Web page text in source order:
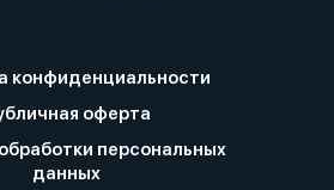
конфиденциальности
оферта
персональных
данных